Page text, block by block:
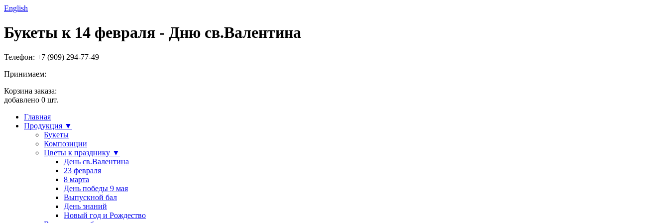
English
Букеты к 14 февраля - Дню св.Валентина
Телефон: +7 (909) 294-77-49
Принимаем:
Корзина заказа:
добавлено 0 шт.
Главная
Продукция ▼
Букеты
Композиции
Цветы к празднику ▼
День св.Валентина
23 февраля
8 марта
День победы 9 мая
Выпускной бал
День знаний
Новый год и Рождество